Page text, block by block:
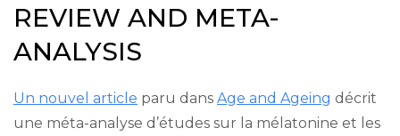
REVIEW AND META-
ANALYSIS
Un nouvel article paru dans Age and Ageing décrit
une méta-analyse d’études sur la mélatonine et les